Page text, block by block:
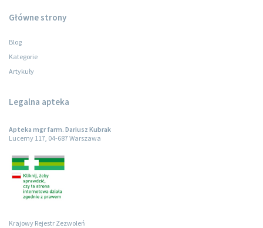
Główne strony
Blog
Kategorie
Artykuły
Legalna apteka
Apteka mgr farm. Dariusz Kubrak
Lucerny 117, 04-687 Warszawa
Krajowy Rejestr Zezwoleń